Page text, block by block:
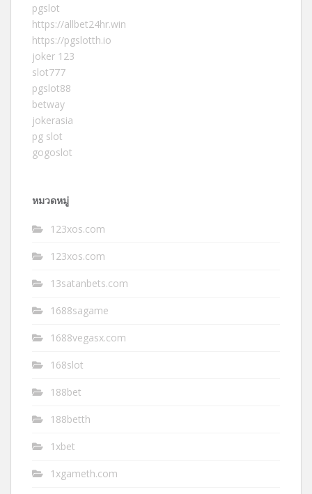
pgslot
https://allbet24hr.win
https://pgslotth.io
joker 123
slot777
pgslot88
betway
jokerasia
pg slot
gogoslot
หมวดหมู่
123xos.com
123xos.com
13satanbets.com
1688sagame
1688vegasx.com
168slot
188bet
188betth
1xbet
1xgameth.com